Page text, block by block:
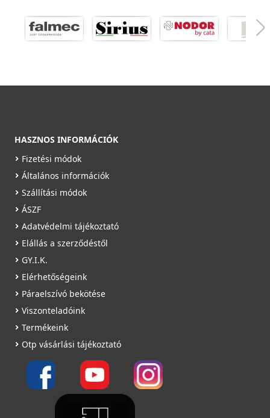
HASZNOS INFORMÁCIÓK
Fizetési módok
Általános információk
Szállítási módok
ÁSZF
Adatvédelmi tájékoztató
Elállás a szerződéstől
GY.I.K.
Elérhetőségeink
Páraelszívó bekötése
Viszonteladóink
Termékeink
Otp vásárlási tájékoztató